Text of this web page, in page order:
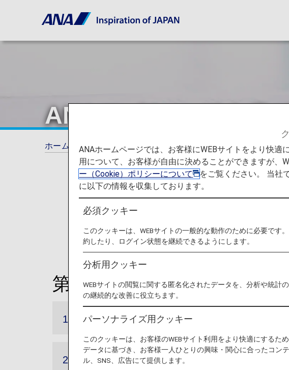
ANAマイレージクラ
ホーム ANAマイレージクラブ ANAマイレージクラブ会員
第1章 総則
1条 目的
2条 定義
ANAホームページでは、お客様にWEBサイトをより快
用について、お客様が自由に決めることができますが、
ー（Cookie）ポリシーについて
をご覧ください。 当社
に以下の情報を収集しております。
必須クッキー
このクッキーは、WEBサイトの一般的な動作のために必要です
約したり、ログイン状態を継続できるようにします。
分析用クッキー
WEBサイトの閲覧に関する匿名化されたデータを、分析や統計
の継続的な改善に役立ちます。
パーソナライズ用クッキー
このクッキーは、お客様のWEBサイト利用をより快適にするた
データに基づき、お客様一人ひとりの興味・関心に合ったコン
ル、SNS、広告にて提供します。